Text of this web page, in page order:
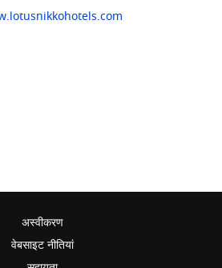
अस्वीकरण
वेबसाइट नीतियां